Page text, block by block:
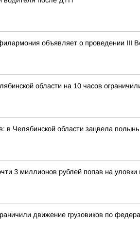
объявляет о проведении III
области на 10 часов
в Челябинской области зацвела полынь
3 миллионов рублей попав на
движение грузовиков по